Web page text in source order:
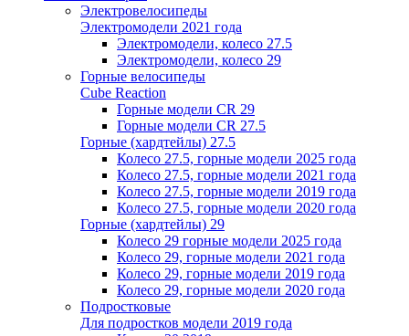
Электровелосипеды
Электромодели 2021 года
Электромодели, колесо 27.5
Электромодели, колесо 29
Горные велосипеды
Cube Reaction
Горные модели CR 29
Горные модели CR 27.5
Горные (хардтейлы) 27.5
Колесо 27.5, горные модели 2025 года
Колесо 27.5, горные модели 2021 года
Колесо 27.5, горные модели 2019 года
Колесо 27.5, горные модели 2020 года
Горные (хардтейлы) 29
Колесо 29 горные модели 2025 года
Колесо 29, горные модели 2021 года
Колесо 29, горные модели 2019 года
Колесо 29, горные модели 2020 года
Подростковые
Для подростков модели 2019 года